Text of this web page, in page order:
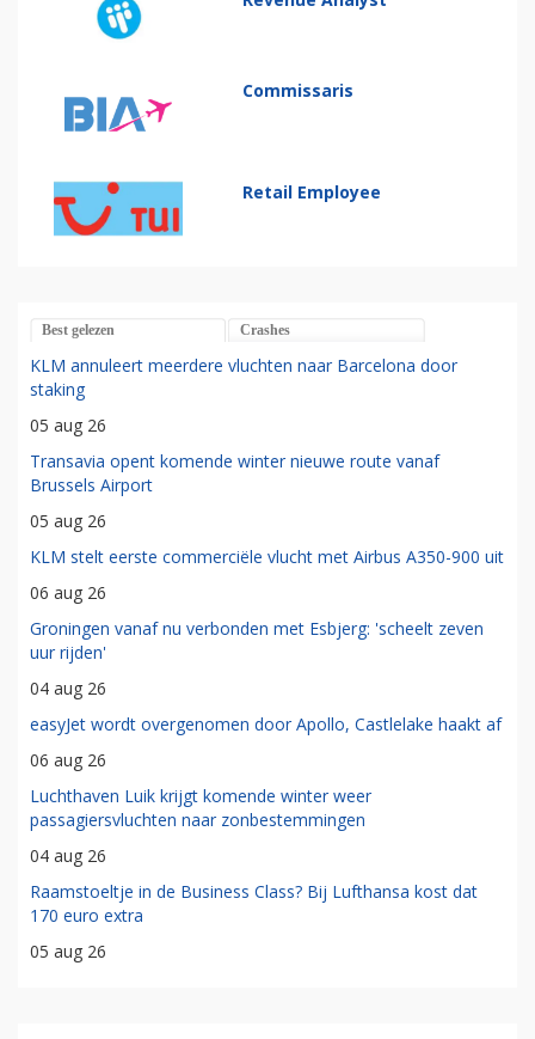
Commissaris
Retail Employee
Best gelezen Crashes
KLM annuleert meerdere vluchten naar Barcelona door
staking
05 aug 26
Transavia opent komende winter nieuwe route vanaf
Brussels Airport
05 aug 26
KLM stelt eerste commerciële vlucht met Airbus A350-900 uit
06 aug 26
Groningen vanaf nu verbonden met Esbjerg: 'scheelt zeven
uur rijden'
04 aug 26
easyJet wordt overgenomen door Apollo, Castlelake haakt af
06 aug 26
Luchthaven Luik krijgt komende winter weer
passagiersvluchten naar zonbestemmingen
04 aug 26
Raamstoeltje in de Business Class? Bij Lufthansa kost dat
170 euro extra
05 aug 26